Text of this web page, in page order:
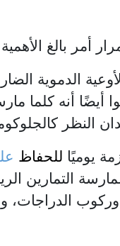
أمر بالغ
الدموية
أيضًا أنه كلما
النظر
يوميًا للحفاظ
وركوب